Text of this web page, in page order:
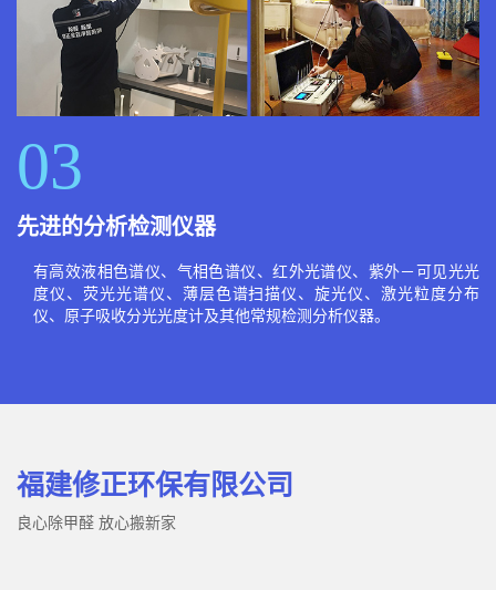
03
先进的分析检测仪器
有高效液相色谱仪、气相色谱仪、红外光谱仪、紫外－可见光光
度仪、荧光光谱仪、薄层色谱扫描仪、旋光仪、激光粒度分布
仪、原子吸收分光光度计及其他常规检测分析仪器。
福建修正环保有限公司
良心除甲醛 放心搬新家